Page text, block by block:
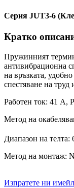
Серия JUT3-6
Кратко
Пружинният
антивибрационна
на връзката,
спестяване на
Работен ток: 41 A,
Метод на
Диапазон на телта:
Метод на монтаж:
Изпратете ни имейл